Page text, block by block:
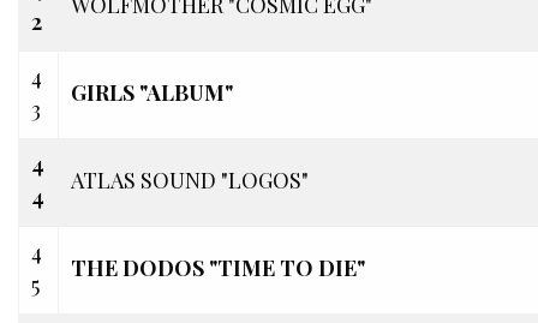
2
4
3
GIRLS "ALBUM"
4
4
ATLAS SOUND "LOGOS"
4
5
THE DODOS "TIME TO DIE"